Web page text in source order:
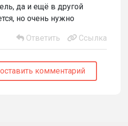
да и ещё в другой
но очень нужно
Ответить Ссылка
комментарий